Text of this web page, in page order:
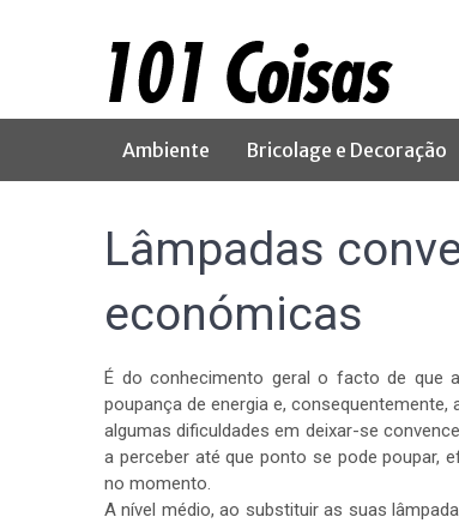
Ambiente Bricolage e Decoração
Lâmpadas
económicas
É do conhecimento geral o facto de que
poupança de energia e,
algumas dificuldades em deixar-se
a perceber até que ponto se pode poupar,
no momento.
A nível médio, ao substituir as suas